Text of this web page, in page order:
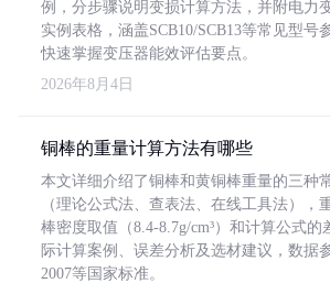
例，分步骤说明变损计算方法，并附电力
实例表格，涵盖SCB10/SCB13等常见型号
快速掌握变压器能效评估要点。
2026年8月4日
铜棒的重量计算方法有哪些
本文详细介绍了铜棒和黄铜棒重量的三种
（理论公式法、查表法、在线工具法），
棒密度取值（8.4-8.7g/cm³）和计算公式的
际计算案例、误差分析及选材建议，数据
2007等国家标准。